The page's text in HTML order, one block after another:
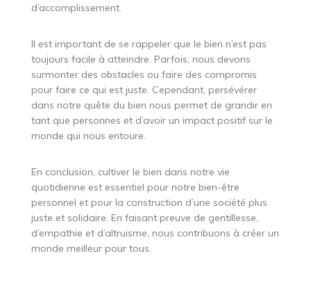
d’accomplissement.
Il est important de se rappeler que le bien n’est pas
toujours facile à atteindre. Parfois, nous devons
surmonter des obstacles ou faire des compromis
pour faire ce qui est juste. Cependant, persévérer
dans notre quête du bien nous permet de grandir en
tant que personnes et d’avoir un impact positif sur le
monde qui nous entoure.
En conclusion, cultiver le bien dans notre vie
quotidienne est essentiel pour notre bien-être
personnel et pour la construction d’une société plus
juste et solidaire. En faisant preuve de gentillesse,
d’empathie et d’altruisme, nous contribuons à créer un
monde meilleur pour tous.